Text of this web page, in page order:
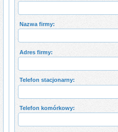
Nazwa firmy:
Adres firmy:
Telefon stacjonarny:
Telefon komórkowy: